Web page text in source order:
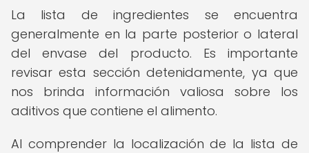
La lista de ingredientes se encuentra
generalmente en la parte posterior o lateral
del envase del producto. Es importante
revisar esta sección detenidamente, ya que
nos brinda información valiosa sobre los
aditivos que contiene el alimento.
Al comprender la localización de la lista de